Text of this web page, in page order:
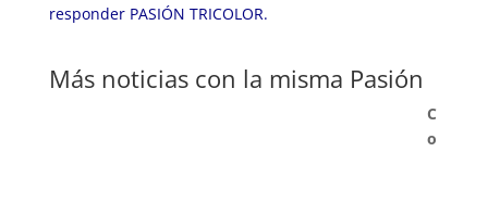
responder PASIÓN TRICOLOR.
Más noticias con la misma Pasión
C
o